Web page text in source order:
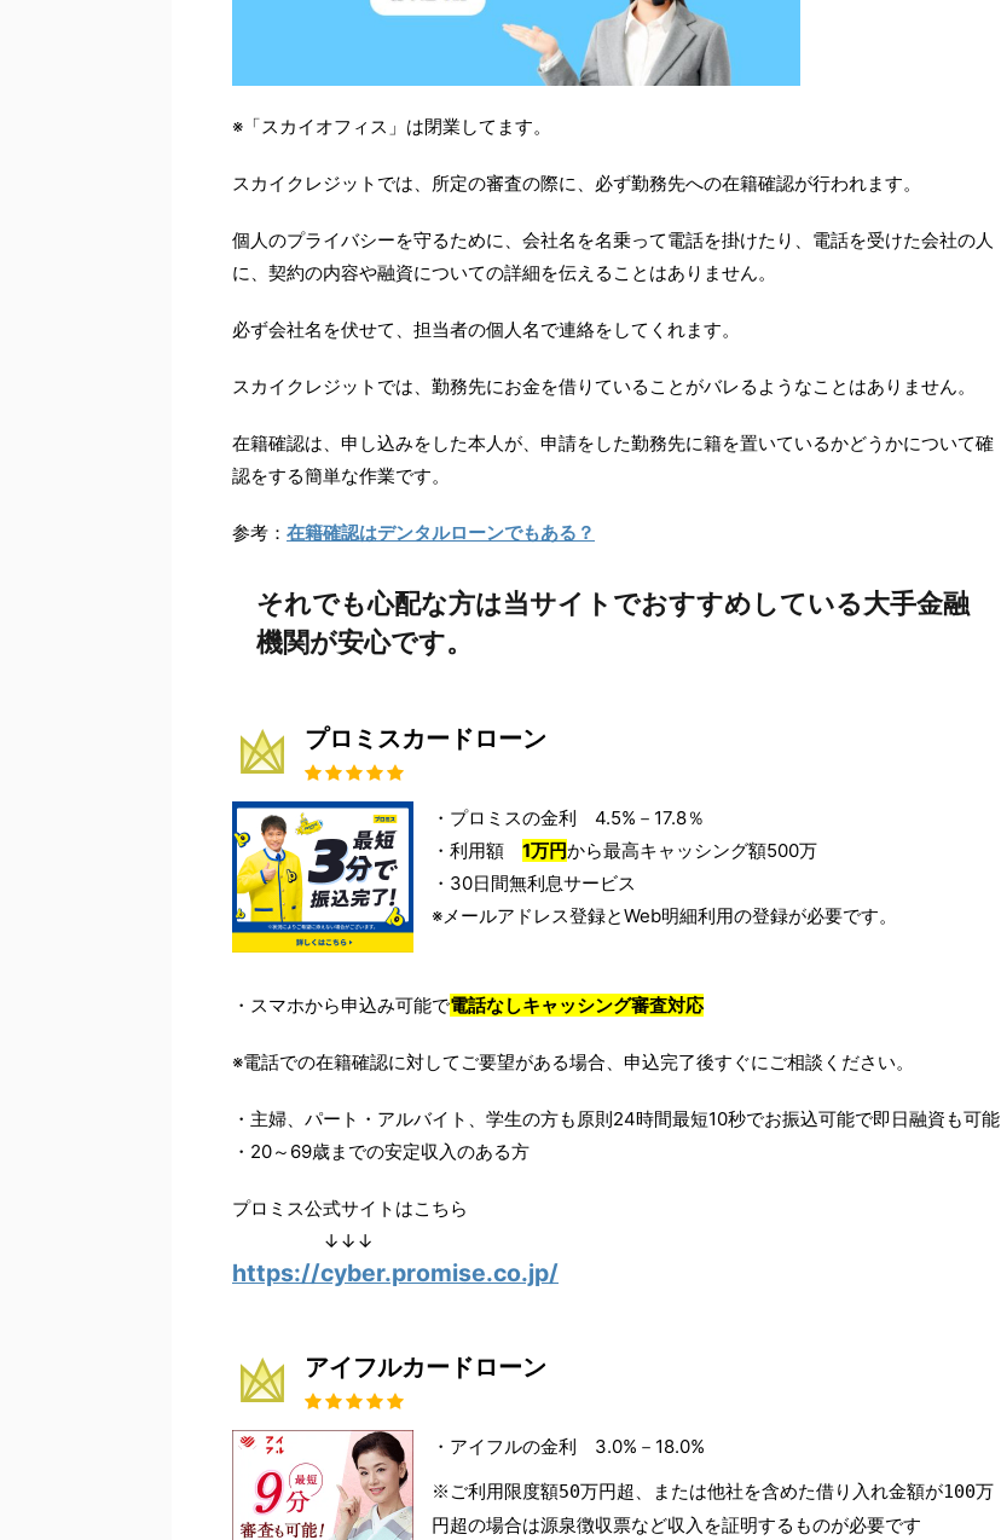
※「スカイオフィス」は閉業してます。
スカイクレジットでは、所定の審査の際に、必ず勤務先への在籍確認が行われます。
個人のプライバシーを守るために、会社名を名乗って電話を掛けたり、電話を受けた会社の人
に、契約の内容や融資についての詳細を伝えることはありません。
必ず会社名を伏せて、担当者の個人名で連絡をしてくれます。
スカイクレジットでは、勤務先にお金を借りていることがバレるようなことはありません。
在籍確認は、申し込みをした本人が、申請をした勤務先に籍を置いているかどうかについて確
認をする簡単な作業です。
参考： 在籍確認はデンタルローンでもある？
それでも心配な方は当サイトでおすすめしている大手金融
機関が安心です。
プロミスカードローン
・プロミスの金利 4.5%－17.8％
・利用額 1万円から最高キャッシング額500万
・30日間無利息サービス
※メールアドレス登録とWeb明細利用の登録が必要です。
・スマホから申込み可能で電話なしキャッシング審査対応
※電話での在籍確認に対してご要望がある場合、申込完了後すぐにご相談ください。
・主婦、パート・アルバイト、学生の方も原則24時間最短10秒でお振込可能で即日融資も可能
・20～69歳までの安定収入のある方
プロミス公式サイトはこちら
↓↓↓
https://cyber.promise.co.jp/
アイフルカードローン
・アイフルの金利 3.0%－18.0%
※ご利用限度額50万円超、または他社を含めた借り入れ金額が100万
円超の場合は源泉徴収票など収入を証明するものが必要です